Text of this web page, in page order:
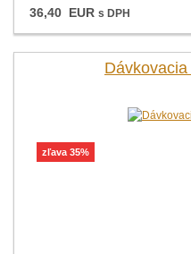
36,40 EUR s DPH
zľava 35%